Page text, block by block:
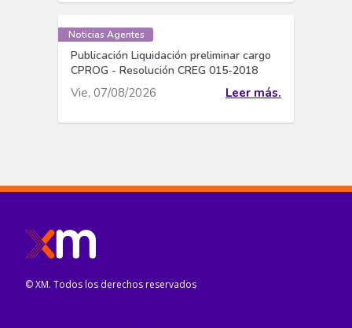
Noticias Agentes
Publicación Liquidación preliminar cargo
CPROG - Resolución CREG 015-2018
Vie, 07/08/2026 Leer más.
© XM. Todos los derechos reservados